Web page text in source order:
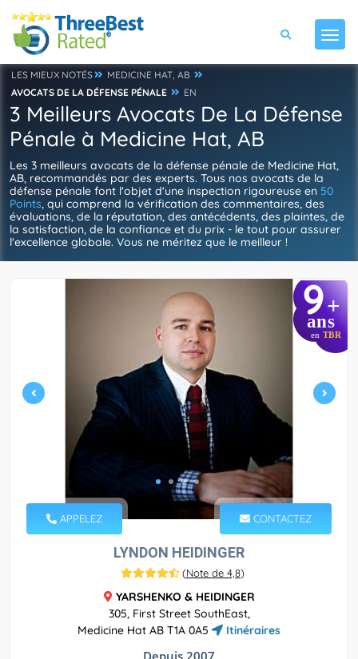
LES MIEUX NOTÉS
MEDICINE HAT, AB
AVOCATS DE LA DÉFENSE PÉNALE
EN
3 Meilleurs Avocats De La Défense
Pénale à Medicine Hat, AB
Les 3 meilleurs avocats de la défense pénale de Medicine Hat,
AB, recommandés par des experts. Tous nos avocats de la
défense pénale font l'objet d'une inspection rigoureuse en 50
Points, qui comprend la vérification des commentaires, des
évaluations, de la réputation, des antécédents, des plaintes, de
la satisfaction, de la confiance et du prix - le tout pour assurer
l'excellence globale. Vous ne méritez que le meilleur !
9+
ans
en TBR
APPELEZ CONTACTEZ
LYNDON HEIDINGER
(Note de 4,8)
YARSHENKO & HEIDINGER
305, First Street SouthEast,
Medicine Hat AB T1A 0A5
Itinéraires